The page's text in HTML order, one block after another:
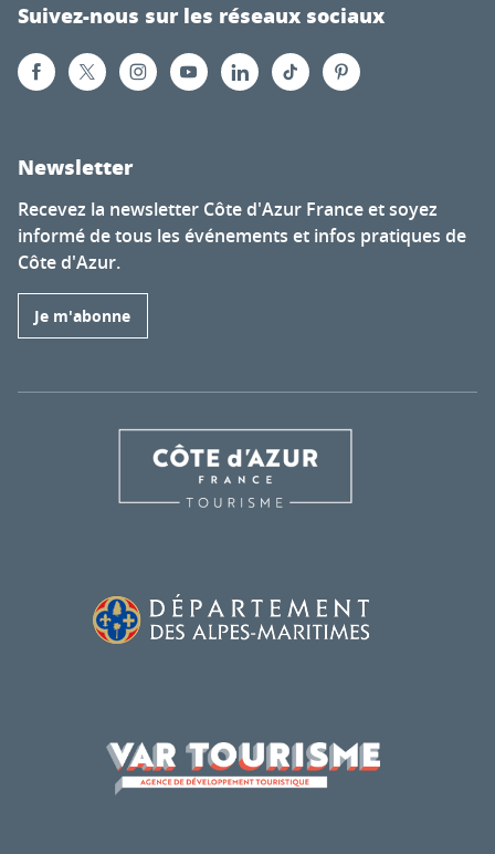
Suivez-nous sur les réseaux sociaux
Newsletter
Recevez la newsletter Côte d'Azur France et soyez
informé de tous les événements et infos pratiques de
Côte d'Azur.
Je m'abonne